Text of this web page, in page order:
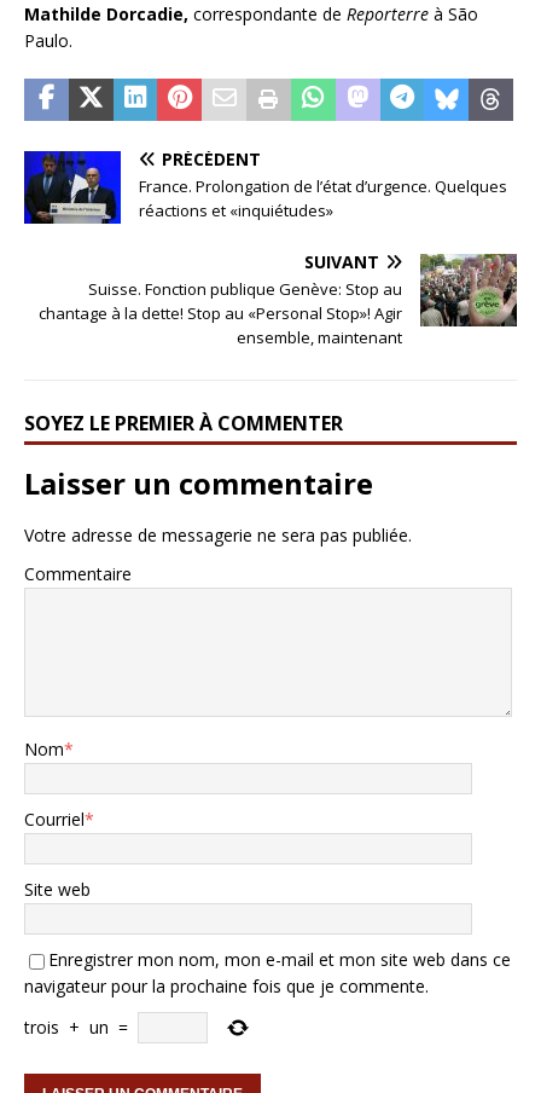
Mathilde Dorcadie, correspondante de Reporterre à São
Paulo.
PRÉCÉDENT
France. Prolongation de l’état d’urgence. Quelques
réactions et «inquiétudes»
SUIVANT
Suisse. Fonction publique Genève: Stop au
chantage à la dette! Stop au «Personal Stop»! Agir
ensemble, maintenant
SOYEZ LE PREMIER À COMMENTER
Laisser un commentaire
Votre adresse de messagerie ne sera pas publiée.
Commentaire
Nom*
Courriel*
Site web
Enregistrer mon nom, mon e-mail et mon site web dans ce
navigateur pour la prochaine fois que je commente.
trois + un =